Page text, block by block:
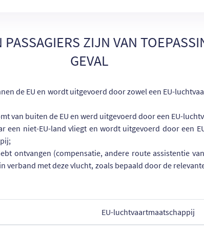
ZIJN VAN
GEVAL
de EU en wordt uitgevoerd door zowel een EU-
van buiten de EU en werd uitgevoerd door een EU-
een niet-EU-land vliegt en wordt uitgevoerd door een
ontvangen (compensatie, andere route assistentie
verband met deze vlucht, zoals bepaald door de
EU-luchtvaartmaatschappij